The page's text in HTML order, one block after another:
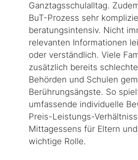
Ganztagsschulalltag.
BuT-Prozess sehr
beratungsintensiv. Nicht
relevanten Informationen
oder verständlich. Viele
zusätzlich bereits
Behörden und Schulen
Berührungsängste. So
umfassende individuelle
Preis-Leistungs-
Mittagessens für Eltern
wichtige Rolle.